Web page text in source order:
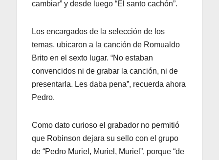
cambiar” y desde luego “El santo cachón”.
Los encargados de la selección de los
temas, ubicaron a la canción de Romualdo
Brito en el sexto lugar. “No estaban
convencidos ni de grabar la canción, ni de
presentarla. Les daba pena”, recuerda ahora
Pedro.
Como dato curioso el grabador no permitió
que Robinson dejara su sello con el grupo
de “Pedro Muriel, Muriel, Muriel”, porque “de